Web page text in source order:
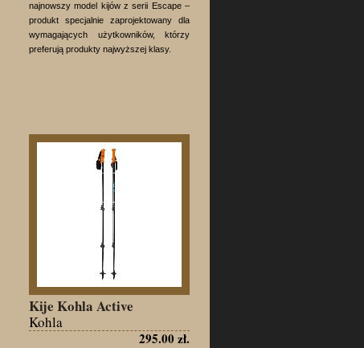
najnowszy model kijów z serii Escape –
produkt specjalnie zaprojektowany dla
wymagających użytkowników, którzy
preferują produkty najwyższej klasy.
Kije Kohla Active
Kohla
295.00 zł.